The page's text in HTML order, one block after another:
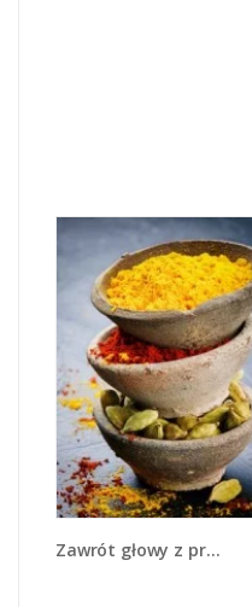
Zawrót głowy z przyprawami - JN550